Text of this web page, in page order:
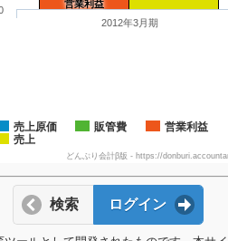
営業利益
売上原価 販管費
営業利益
売上
2012年3月期
どんぶり会計β版 - https://
検索 ログイン